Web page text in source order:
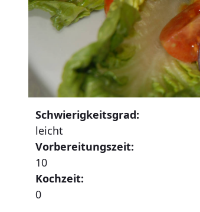
Schwierigkeitsgrad:
leicht
Vorbereitungszeit:
10
Kochzeit:
0